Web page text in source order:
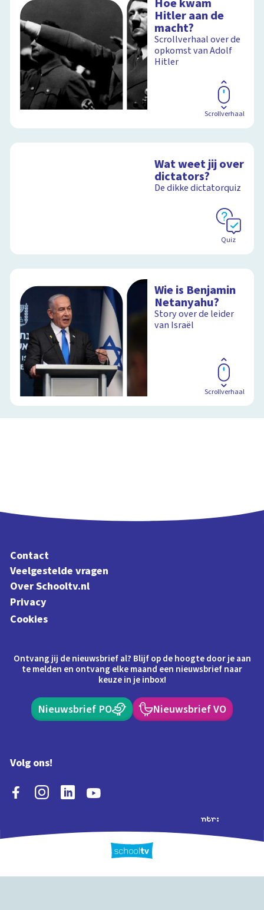
Hitler aan de
macht?
Scrollverhaal over de
opkomst van Adolf
Hitler
Scrollverhaal
Wat weet jij over
dictators?
De dikke dictatorquiz
Quiz
Wie is Benjamin
Netanyahu?
Story over de leider
van Israël
Scrollverhaal
Contact
Veelgestelde vragen
Over Schooltv.nl
Privacy
Cookies
Ontvang jij de nieuwsbrief al? Blijf op de hoogte door je aan
te melden en ontvang elke maand een nieuwsbrief naar
keuze in je inbox!
Nieuwsbrief PO Nieuwsbrief VO
Volg ons!